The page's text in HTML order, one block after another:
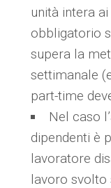
unità intera
obbligatorio
supera la
settimanale
part-time
Nel caso
dipendenti è
lavoratore
lavoro svolto